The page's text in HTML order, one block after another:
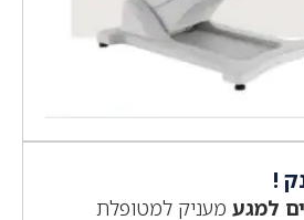
!
למגע מעניק למטופלת